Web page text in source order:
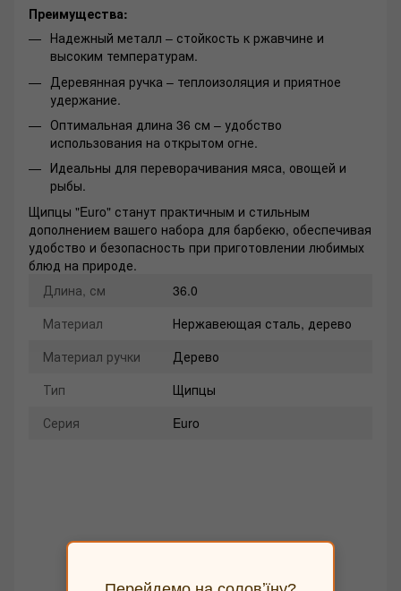
Преимущества:
Надежный металл – стойкость к ржавчине и
высоким температурам.
Деревянная ручка – теплоизоляция и приятное
удержание.
Оптимальная длина 36 см – удобство
использования на открытом огне.
Идеальны для переворачивания мяса, овощей и
рыбы.
Щипцы "Euro" станут практичным и стильным
дополнением вашего набора для барбекю, обеспечивая
удобство и безопасность при приготовлении любимых
блюд на природе.
Длина, см
36.0
Материал
Нержавеющая сталь, дерево
Материал ручки
Дерево
Тип
Щипцы
Серия
Euro